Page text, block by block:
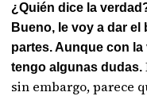
¿Quién dice la
Bueno, le voy a dar
partes. Aunque con
tengo algunas dudas.
sin embargo, parece